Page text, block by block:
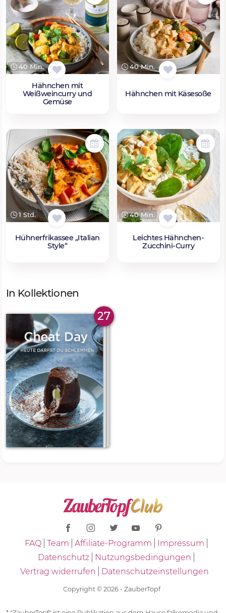
40 Min.
Hähnchen mit
Weißweincurry und
Gemüse
40 Min.
Hähnchen mit Käsesoße
1 Std.
Hühnerfrikassee „Italian
Style“
40 Min.
Leichtes Hähnchen-
Zucchini-Curry
In Kollektionen
27
FAQ Team Affiliate-Programm
Impressum
Datenschutz
Nutzungsbedingungen
Vertrag widerrufen
Datenschutzeinstellungen
Copyright © 2026 - ZauberTopf